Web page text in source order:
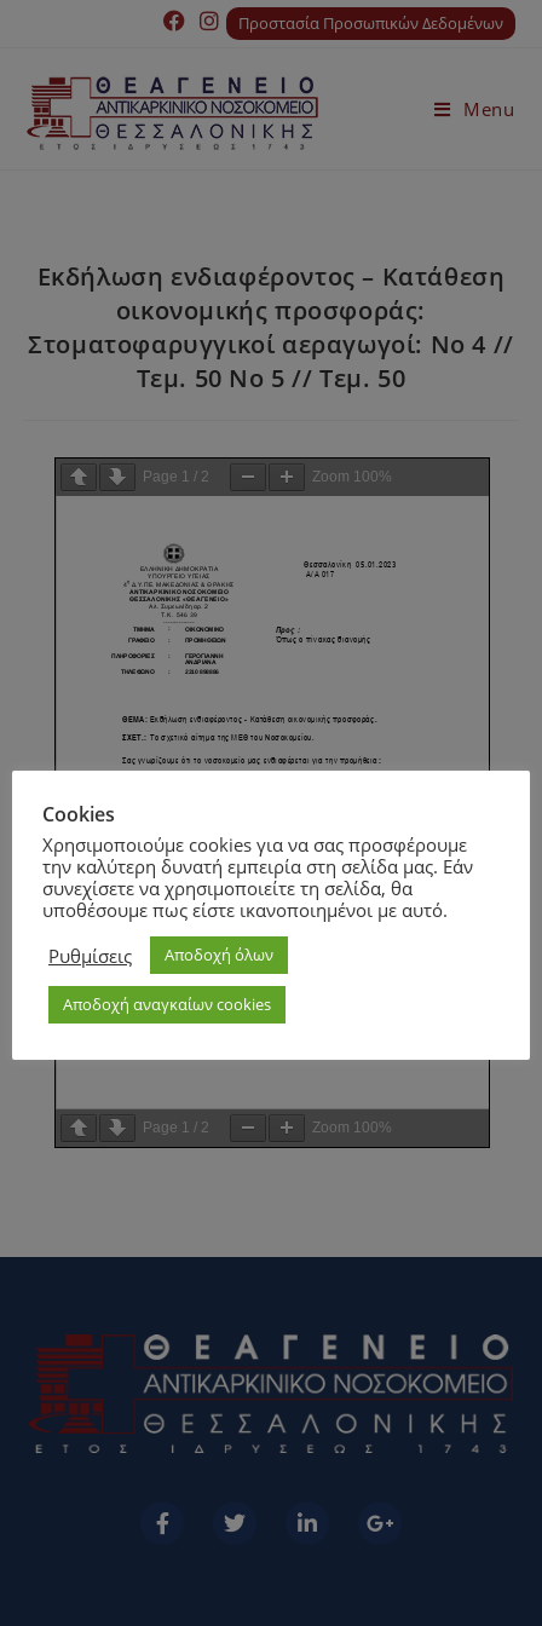
Προστασία Προσωπικών Δεδομένων
Menu
Εκδήλωση ενδιαφέροντος – Κατάθεση
οικονομικής προσφοράς:
Στοματοφαρυγγικοί αεραγωγοί: Νο 4 //
Τεμ. 50 Νο 5 // Τεμ. 50
Page 1 / 2 Zoom 100%
Page 1 / 2 Zoom 100%
Cookies
Χρησιμοποιούμε cookies για να σας προσφέρουμε
την καλύτερη δυνατή εμπειρία στη σελίδα μας. Εάν
συνεχίσετε να χρησιμοποιείτε τη σελίδα, θα
υποθέσουμε πως είστε ικανοποιημένοι με αυτό.
Ρυθμίσεις
Αποδοχή όλων
Αποδοχή αναγκαίων cookies